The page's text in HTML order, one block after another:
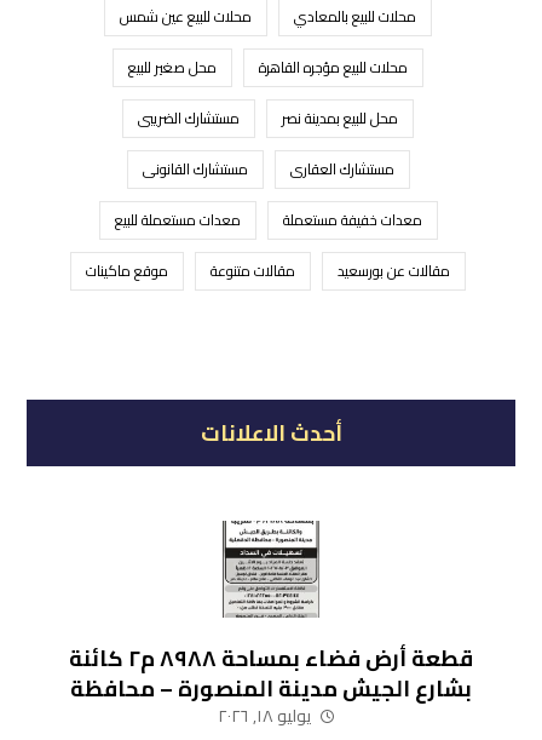
محلات للبيع بالمعادي
محلات للبيع عين شمس
محلات للبيع مؤجره القاهرة
محل صغير للبيع
محل للبيع بمدينة نصر
مستشارك الضريبى
مستشارك العقارى
مستشارك القانونى
معدات خفيفة مستعملة
معدات مستعملة للبيع
مقالات عن بورسعيد
مقالات متنوعة موقع ماكينات
أحدث الاعلانات
قطعة أرض فضاء بمساحة ٨٩٨٨ م٢ كائنة
بشارع الجيش مدينة المنصورة – محافظة
الدقهلية
يوليو ١٨, ٢٠٢٦